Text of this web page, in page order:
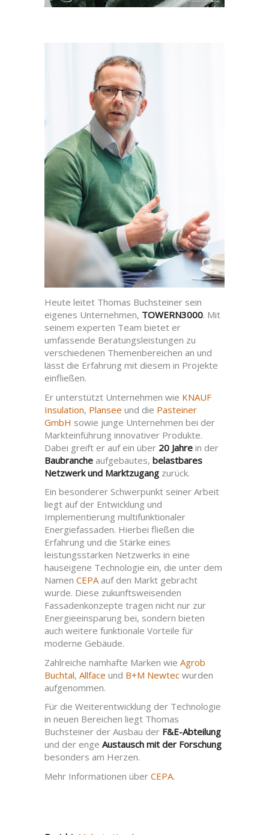
Heute leitet Thomas Buchsteiner sein
eigenes Unternehmen, TOWERN3000. Mit
seinem experten Team bietet er
umfassende Beratungsleistungen zu
verschiedenen Themenbereichen an und
lässt die Erfahrung mit diesem in Projekte
einfließen.
Er unterstützt Unternehmen wie KNAUF
Insulation, Plansee und die Pasteiner
GmbH sowie junge Unternehmen bei der
Markteinführung innovativer Produkte.
Dabei greift er auf ein über 20 Jahre in der
Baubranche aufgebautes, belastbares
Netzwerk und Marktzugang zurück.
Ein besonderer Schwerpunkt seiner Arbeit
liegt auf der Entwicklung und
Implementierung multifunktionaler
Energiefassaden. Hierbei fließen die
Erfahrung und die Stärke eines
leistungsstarken Netzwerks in eine
hauseigene Technologie ein, die unter dem
Namen CEPAauf den Markt gebracht
wurde. Diese zukunftsweisenden
Fassadenkonzepte tragen nicht nur zur
Energieeinsparung bei, sondern bieten
auch weitere funktionale Vorteile für
moderne Gebäude.
Zahlreiche namhafte Marken wie Agrob
Buchtal, Allface und B+M Newtec wurden
aufgenommen.
Für die Weiterentwicklung der Technologie
in neuen Bereichen liegt Thomas
Buchsteiner der Ausbau der F&E-Abteilung
und der enge Austausch mit der Forschung
besonders am Herzen.
Mehr Informationen über CEPA.